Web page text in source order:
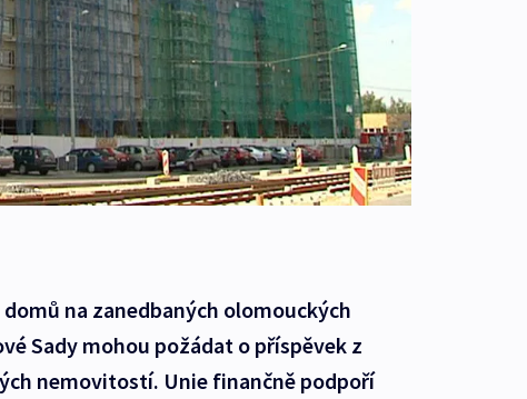
na zanedbaných olomouckých
Sady mohou požádat o příspěvek z
nemovitostí. Unie finančně podpoří